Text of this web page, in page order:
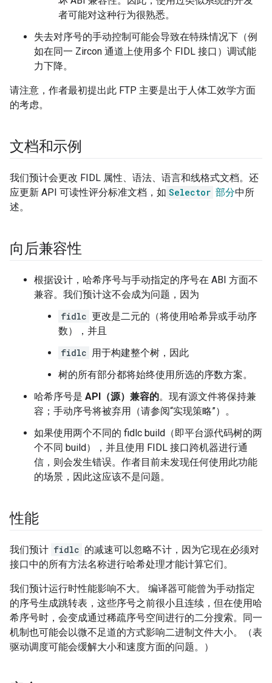
者可能对这种行为很熟悉。
失去对序号的手动控制可能会导致在特殊情况下（例
如在同一 Zircon 通道上使用多个 FIDL 接口）调试能
力下降。
请注意，作者最初提出此 FTP 主要是出于人体工效学方面
的考虑。
文档和示例
我们预计会更改 FIDL 属性、语法、语言和线格式文档。还
应更新 API 可读性评分标准文档，如 Selector 部分中所
述。
向后兼容性
根据设计，哈希序号与手动指定的序号在 ABI 方面不
兼容。我们预计这不会成为问题，因为
fidlc 更改是二元的（将使用哈希异或手动序
数），并且
fidlc 用于构建整个树，因此
树的所有部分都将始终使用所选的序数方案。
哈希序号是 API（源）兼容的。现有源文件将保持兼
容；手动序号将被弃用（请参阅“实现策略”）。
如果使用两个不同的 fidlc build（即平台源代码树的两
个不同 build），并且使用 FIDL 接口跨机器进行通
信，则会发生错误。作者目前未发现任何使用此功能
的场景，因此这应该不是问题。
性能
我们预计 fidlc 的减速可以忽略不计，因为它现在必须对
接口中的所有方法名称进行哈希处理才能计算它们。
我们预计运行时性能影响不大。 编译器可能曾为手动指定
的序号生成跳转表，这些序号之前很小且连续，但在使用哈
希序号时，会变成通过稀疏序号空间进行的二分搜索。同一
机制也可能会以微不足道的方式影响二进制文件大小。（表
驱动调度可能会缓解大小和速度方面的问题。）